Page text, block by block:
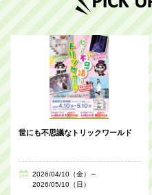
世にも不思議なトリックワールド
2026/04/10（金）～
2026/05/10（日）